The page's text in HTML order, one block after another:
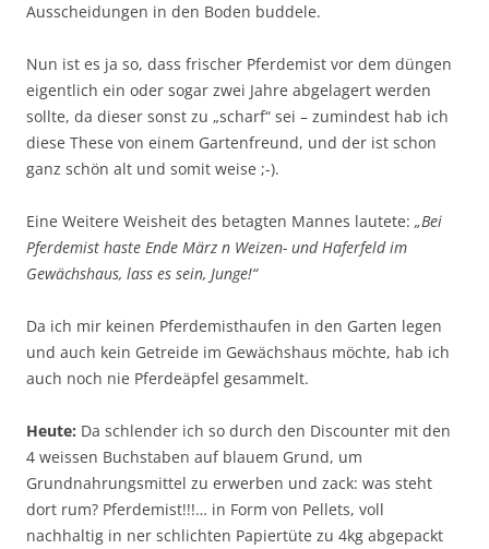
Ausscheidungen in den Boden buddele.
Nun ist es ja so, dass frischer Pferdemist vor dem düngen
eigentlich ein oder sogar zwei Jahre abgelagert werden
sollte, da dieser sonst zu „scharf“ sei – zumindest hab ich
diese These von einem Gartenfreund, und der ist schon
ganz schön alt und somit weise ;-).
Eine Weitere Weisheit des betagten Mannes lautete: „Bei
Pferdemist haste Ende März n Weizen- und Haferfeld im
Gewächshaus, lass es sein, Junge!“
Da ich mir keinen Pferdemisthaufen in den Garten legen
und auch kein Getreide im Gewächshaus möchte, hab ich
auch noch nie Pferdeäpfel gesammelt.
Heute: Da schlender ich so durch den Discounter mit den
4 weissen Buchstaben auf blauem Grund, um
Grundnahrungsmittel zu erwerben und zack: was steht
dort rum? Pferdemist!!!… in Form von Pellets, voll
nachhaltig in ner schlichten Papiertüte zu 4kg abgepackt